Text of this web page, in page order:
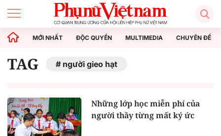
MỚI NHẤT ĐỘC QUYỀN MULTIMEDIA CHUYÊN ĐỀ
TAG người gieo hạt
Những lớp học miễn phí của
người thầy từng mất ký ức